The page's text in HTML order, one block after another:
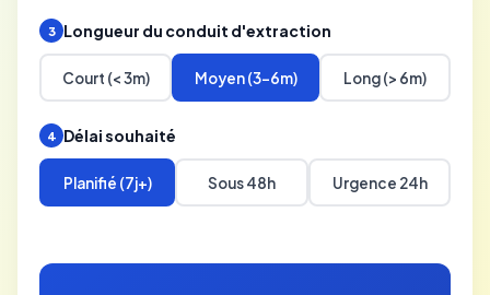
3 Longueur du conduit d'extraction
Court (< 3m) Moyen (3-6m) Long (> 6m)
4 Délai souhaité
Planifié (7j+) Sous 48h Urgence 24h